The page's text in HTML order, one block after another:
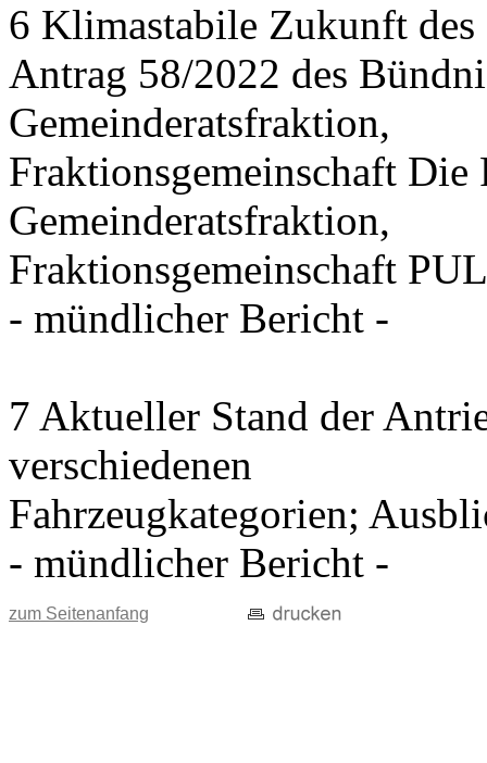
6 Klimastabile Zukunft des
Antrag 58/2022 des
Gemeinderatsfraktion,
Fraktionsgemeinschaft
Gemeinderatsfraktion,
Fraktionsgemeinschaft
- mündlicher Bericht -
7 Aktueller Stand der
verschiedenen
Fahrzeugkategorien;
- mündlicher Bericht -
zum Seitenanfang